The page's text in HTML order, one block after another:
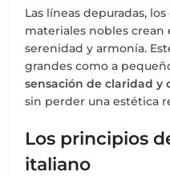
Las líneas depuradas,
materiales nobles crean
serenidad y armonía.
grandes como a
sensación de claridad y
sin perder una estética
Los principios
italiano